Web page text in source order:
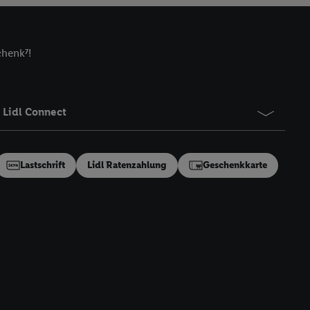
Lidl Connect
Lastschrift Lidl Ratenzahlung Geschenkkarte
Online-Kennung
auszuspielen.
E-Mail-
verfügbar ist.
zu erfassen.
von Dritten betrieben
speziell zur
generell zu
(nur für
einen Klick auf
sämtlicher